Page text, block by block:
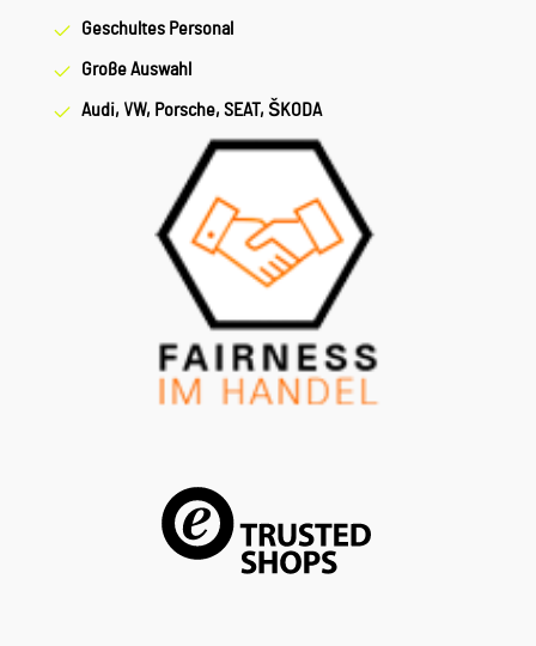
Geschultes Personal
Große Auswahl
Audi, VW, Porsche, SEAT, ŠKODA